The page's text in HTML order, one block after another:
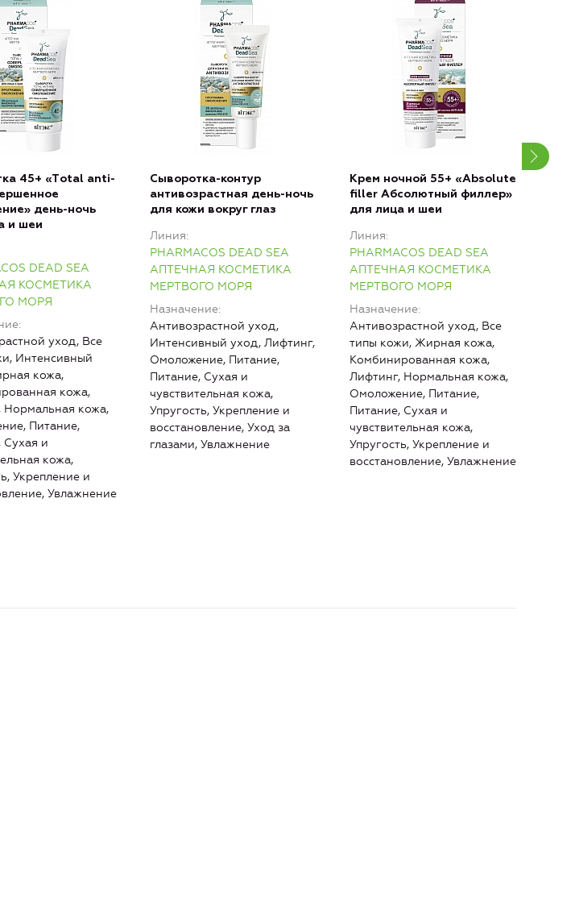
45+ «Тotal anti-
день-ночь
и шеи
DEAD SEA
КОСМЕТИКА
МОРЯ
уход, Все
Интенсивный
кожа,
кожа,
Нормальная кожа,
Питание,
Сухая и
кожа,
Укрепление и
Увлажнение
Сыворотка-контур
антивозрастная день-ночь
для кожи вокруг глаз
Линия
PHARMACOS DEAD SEA
АПТЕЧНАЯ КОСМЕТИКА
МЕРТВОГО МОРЯ
Назначение
Антивозрастной уход,
Интенсивный уход, Лифтинг,
Омоложение, Питание,
Питание, Сухая и
чувствительная кожа,
Упругость, Укрепление и
восстановление, Уход за
глазами, Увлажнение
Крем ночной 55+ «Аbsolute
filler Абсолютный филлер»
для лица и шеи
Линия
PHARMACOS DEAD SEA
АПТЕЧНАЯ КОСМЕТИКА
МЕРТВОГО МОРЯ
Назначение
Антивозрастной уход, Все
типы кожи, Жирная кожа,
Комбинированная кожа,
Лифтинг, Нормальная кожа,
Омоложение, Питание,
Питание, Сухая и
чувствительная кожа,
Упругость, Укрепление и
восстановление, Увлажнение